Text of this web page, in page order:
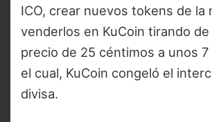
ICO, crear nuevos tokens de la
venderlos en KuCoin tirando
precio de 25 céntimos a unos
el cual, KuCoin congeló el
divisa.